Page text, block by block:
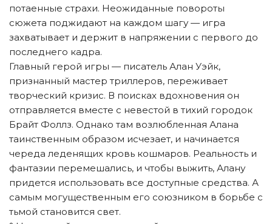
потаенные страхи. Неожиданные повороты
сюжета поджидают на каждом шагу — игра
захватывает и держит в напряжении с первого до
последнего кадра.
Главный герой игры — писатель Алан Уэйк,
признанный мастер триллеров, переживает
творческий кризис. В поисках вдохновения он
отправляется вместе с невестой в тихий городок
Брайт Фоллз. Однако там возлюбленная Алана
таинственным образом исчезает, и начинается
череда леденящих кровь кошмаров. Реальность и
фантазии перемешались, и чтобы выжить, Алану
придется использовать все доступные средства. А
самым могущественным его союзником в борьбе с
тьмой становится свет.